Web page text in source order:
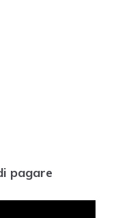
pagare